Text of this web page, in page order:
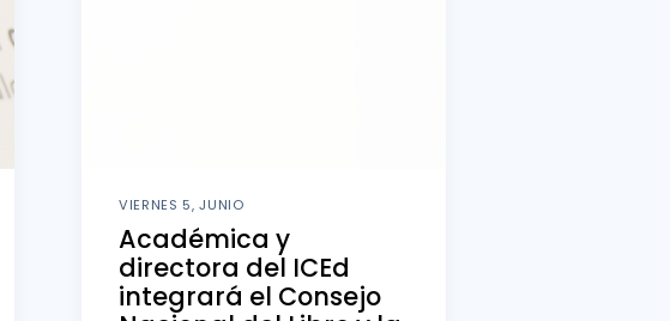
VIERNES 5, JUNIO
Académica y
directora del ICEd
integrará el Consejo